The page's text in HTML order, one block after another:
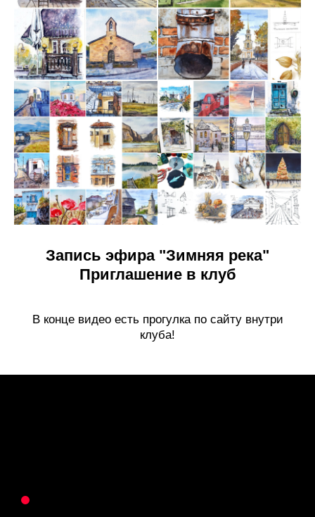
Запись эфира "Зимняя река"
Приглашение в клуб
В конце видео есть прогулка по сайту внутри
клуба!